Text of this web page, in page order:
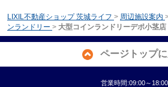
LIXIL不動産ショップ 茨城ライフ > 周辺施設案内
ンランドリー > 大型コインランドリーデポ小茎店
ページトップ
営業時間:09:00～18:00